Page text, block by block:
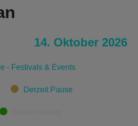
14. Oktober 2026
- Festivals & Events
Derzeit Pause